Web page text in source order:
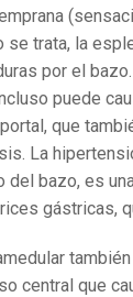
se trata, la
por el
puede
que
La
del bazo, es
gástricas,
central que